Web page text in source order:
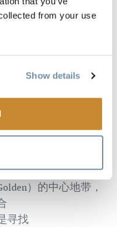
from your use
Show details
险之家
Campground）坐落
）的中心地带，
寻找